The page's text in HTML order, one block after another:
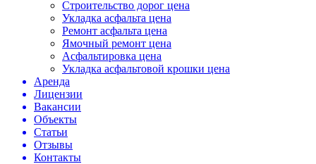
Строительство дорог цена
Укладка асфальта цена
Ремонт асфальта цена
Ямочный ремонт цена
Асфальтировка цена
Укладка асфальтовой крошки цена
Аренда
Лицензии
Вакансии
Объекты
Статьи
Отзывы
Контакты